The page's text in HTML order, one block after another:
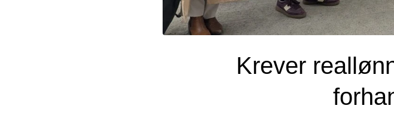
Krever